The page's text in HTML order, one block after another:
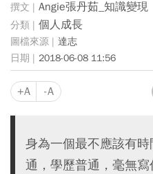
Angie張丹茹_知識變現
個人成長
達志
2018-06-08 11:56
+A -A
身為一個最不應該有
通，學歷普通，毫無